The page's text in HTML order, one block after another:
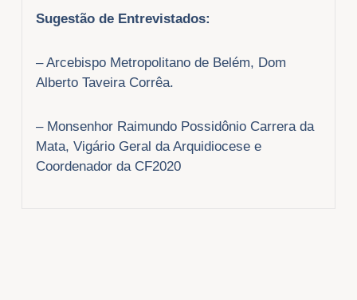
Sugestão de Entrevistados:
– Arcebispo Metropolitano de Belém, Dom
Alberto Taveira Corrêa.
– Monsenhor Raimundo Possidônio Carrera da
Mata, Vigário Geral da Arquidiocese e
Coordenador da CF2020